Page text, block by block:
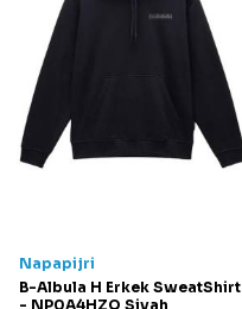
Napapijri
B-Albula H Erkek SweatShirt
- NP0A4HZQ Siyah